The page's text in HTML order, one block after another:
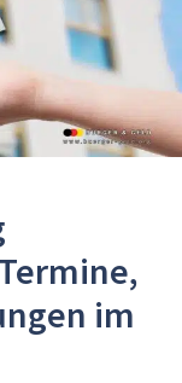
im